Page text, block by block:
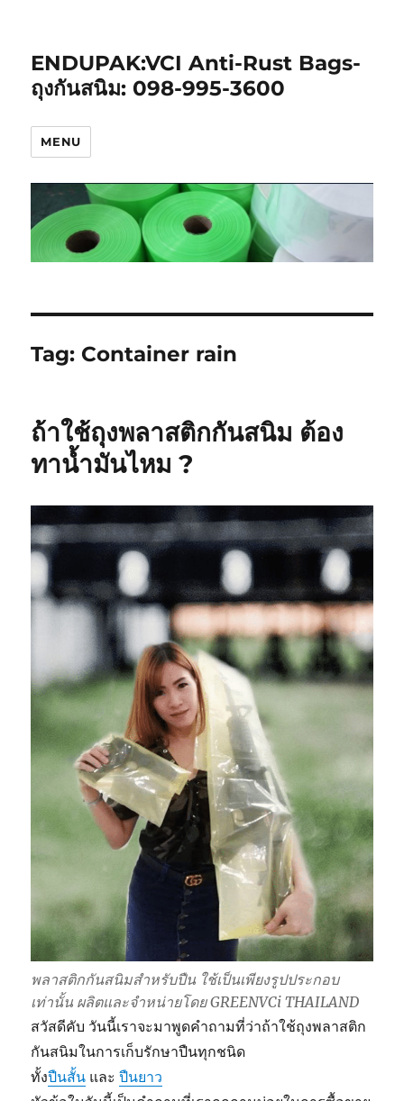
ENDUPAK:VCI Anti-Rust Bags-
ถุงกันสนิม: 098-995-3600
MENU
Tag: Container rain
ถ้าใช้ถุงพลาสติกกันสนิม ต้อง
ทาน้ำมันไหม ?
พลาสติกกันสนิมสำหรับปืน ใช้เป็นเพียงรูปประกอบ
เท่านั้น ผลิตและจำหน่ายโดย GREENVCi THAILAND
สวัสดีคับ วันนี้เราจะมาพูดคำถามที่ว่าถ้าใช้ถุงพลาสติก
กันสนิมในการเก็บรักษาปืนทุกชนิด
ทั้งปืนสั้น และปืนยาว